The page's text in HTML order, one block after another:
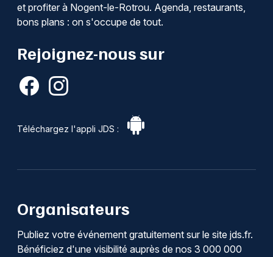
et profiter à Nogent-le-Rotrou. Agenda, restaurants,
bons plans : on s'occupe de tout.
Rejoignez-nous sur
Téléchargez l'appli JDS :
Organisateurs
Publiez votre événement gratuitement sur le site jds.fr.
Bénéficiez d'une visibilité auprès de nos 3 000 000